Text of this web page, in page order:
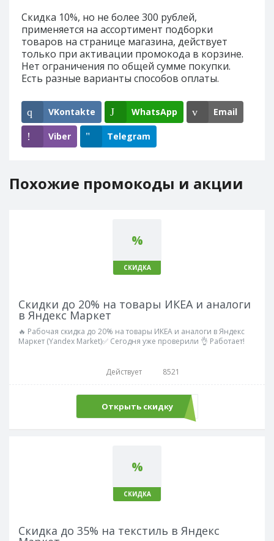
Скидка 10%, но не более 300 рублей,
применяется на ассортимент подборки
товаров на странице магазина, действует
только при активации промокода в корзине.
Нет ограничения по общей сумме покупки.
Есть разные варианты способов оплаты.
VKontakte WhatsApp Email
Viber Telegram
Похожие промокоды и акции
%
СКИДКА
Скидки до 20% на товары ИКЕА и аналоги
в Яндекс Маркет
🔥 Рабочая скидка до 20% на товары ИКЕА и аналоги в Яндекс
Маркет (Yandex Market)✅ Сегодня уже проверили 👌 Работает!
Действует 8521
Открыть скидку
%
СКИДКА
Скидка до 35% на текстиль в Яндекс